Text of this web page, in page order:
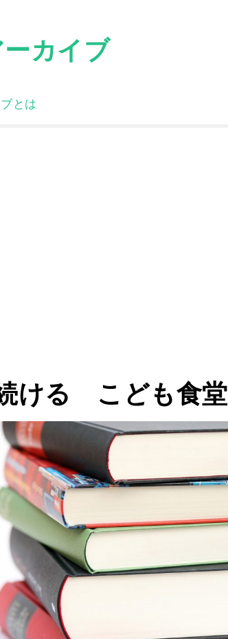
カイブ
とは
ける こども食堂